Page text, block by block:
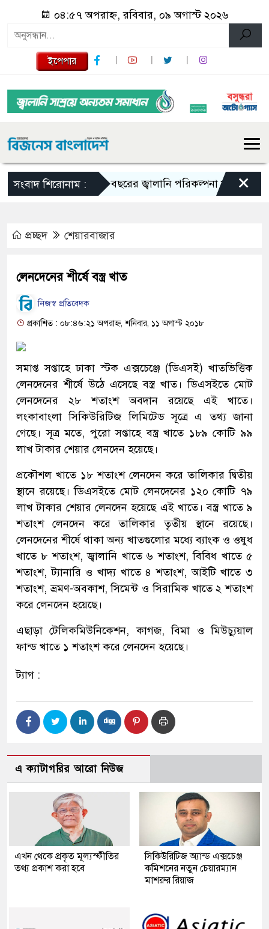
০৪:৫৭ অপরাহ্ন, রবিবার, ০৯ অগাস্ট ২০২৬
ইপেপার
সংবাদ শিরোনাম :১০ বছরের জ্বালানি পরিকল্পনা সংসদে তুলে ধরবে
×
প্রচ্ছদ শেয়ারবাজার
লেনদেনের শীর্ষে বস্ত্র খাত
নিজস্ব প্রতিবেদক
প্রকাশিত : ০৮:৪৬:২১ অপরাহ্ন, শনিবার, ১১ অগাস্ট ২০১৮
সমাপ্ত সপ্তাহে ঢাকা স্টক এক্সচেঞ্জে (ডিএসই) খাতভিত্তিক
লেনদেনের শীর্ষে উঠে এসেছে বস্ত্র খাত। ডিএসইতে মোট
লেনদেনের ২৮ শতাংশ অবদান রয়েছে এই খাতে।
লংকাবাংলা সিকিউরিটিজ লিমিটেড সূত্রে এ তথ্য জানা
গেছে। সূত্র মতে, পুরো সপ্তাহে বস্ত্র খাতে ১৮৯ কোটি ৯৯
লাখ টাকার শেয়ার লেনদেন হয়েছে।
প্রকৌশল খাতে ১৮ শতাংশ লেনদেন করে তালিকার দ্বিতীয়
স্থানে রয়েছে। ডিএসইতে মোট লেনদেনের ১২০ কোটি ৭৯
লাখ টাকার শেয়ার লেনদেন হয়েছে এই খাতে। বস্ত্র খাতে ৯
শতাংশ লেনদেন করে তালিকার তৃতীয় স্থানে রয়েছে।
লেনদেনের শীর্ষে থাকা অন্য খাতগুলোর মধ্যে ব্যাংক ও ওষুধ
খাতে ৮ শতাংশ, জ্বালানি খাতে ৬ শতাংশ, বিবিধ খাতে ৫
শতাংশ, ট্যানারি ও খাদ্য খাতে ৪ শতাংশ, আইটি খাতে ৩
শতাংশ, ভ্রমণ-অবকাশ, সিমেন্ট ও সিরামিক খাতে ২ শতাংশ
করে লেনদেন হয়েছে।
এছাড়া টেলিকমিউনিকেশন, কাগজ, বিমা ও মিউচ্যুয়াল
ফান্ড খাতে ১ শতাংশ করে লেনদেন হয়েছে।
ট্যাগ :
এ ক্যাটাগরির আরো নিউজ
এখন থেকে প্রকৃত মূল্যস্ফীতির
তথ্য প্রকাশ করা হবে
সিকিউরিটিজ অ্যান্ড এক্সচেঞ্জ
কমিশনের নতুন চেয়ারম্যান
মাশরুর রিয়াজ